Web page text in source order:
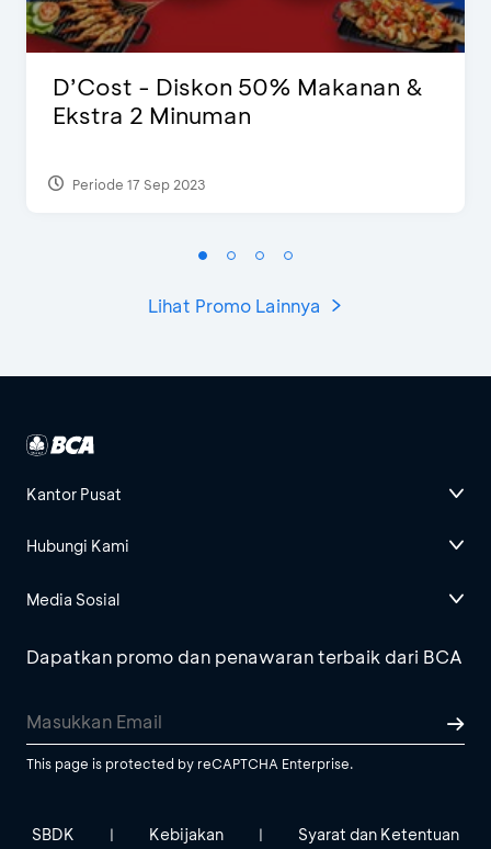
D’Cost - Diskon 50% Makanan &
Ekstra 2 Minuman
Periode 17 Sep 2023
Lihat Promo Lainnya
Kantor Pusat
Hubungi Kami
Media Sosial
Dapatkan promo dan penawaran terbaik dari BCA
This page is protected by reCAPTCHA Enterprise.
SBDK | Kebijakan | Syarat dan Ketentuan